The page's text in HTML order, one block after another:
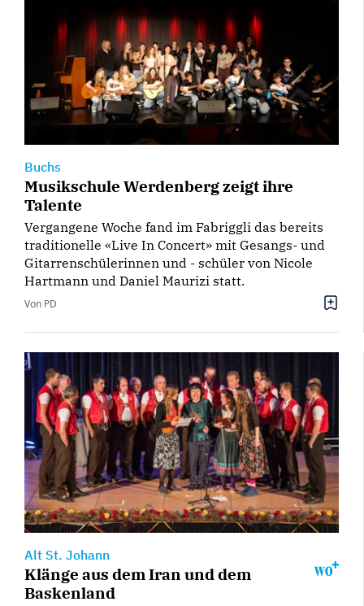
Buchs
Musikschule Werdenberg zeigt ihre
Talente
Vergangene Woche fand im Fabriggli das bereits
traditionelle «Live In Concert» mit Gesangs- und
Gitarrenschülerinnen und - schüler von Nicole
Hartmann und Daniel Maurizi statt.
Von PD
Alt St. Johann
Klänge aus dem Iran und dem
Baskenland